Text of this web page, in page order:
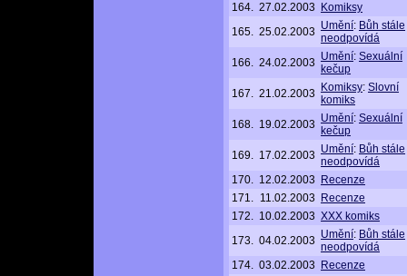
164. 27.02.2003 Komiksy
165. 25.02.2003 Umění: Bůh stále
neodpovídá
166. 24.02.2003 Umění: Sexuální
kečup
167. 21.02.2003 Komiksy: Slovní
komiks
168. 19.02.2003 Umění: Sexuální
kečup
169. 17.02.2003 Umění: Bůh stále
neodpovídá
170. 12.02.2003 Recenze
171. 11.02.2003 Recenze
172. 10.02.2003 XXX komiks
173. 04.02.2003 Umění: Bůh stále
neodpovídá
174. 03.02.2003 Recenze